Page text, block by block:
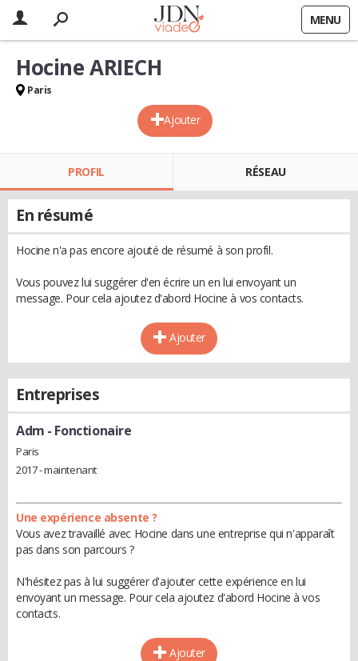
MENU
Ajouter
Hocine ARIECH
Paris
PROFIL RÉSEAU
En résumé
Hocine n'a pas encore ajouté de résumé à son profil.
Vous pouvez lui suggérer d'en écrire un en lui envoyant un
message. Pour cela ajoutez d'abord Hocine à vos contacts.
Ajouter
Entreprises
Adm - Fonctionaire
Paris
2017 - maintenant
Une expérience absente ?
Vous avez travaillé avec Hocine dans une entreprise qui n'apparaît
pas dans son parcours ?
N'hésitez pas à lui suggérer d'ajouter cette expérience en lui
envoyant un message. Pour cela ajoutez d'abord Hocine à vos
contacts.
Ajouter